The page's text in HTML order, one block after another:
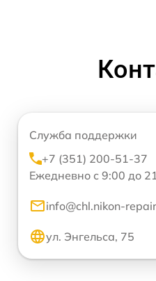
Служба поддержки
+7 (351) 200-51-37
Ежедневно с 9:00 до
info@chl.nikon-
ул. Энгельса, 75